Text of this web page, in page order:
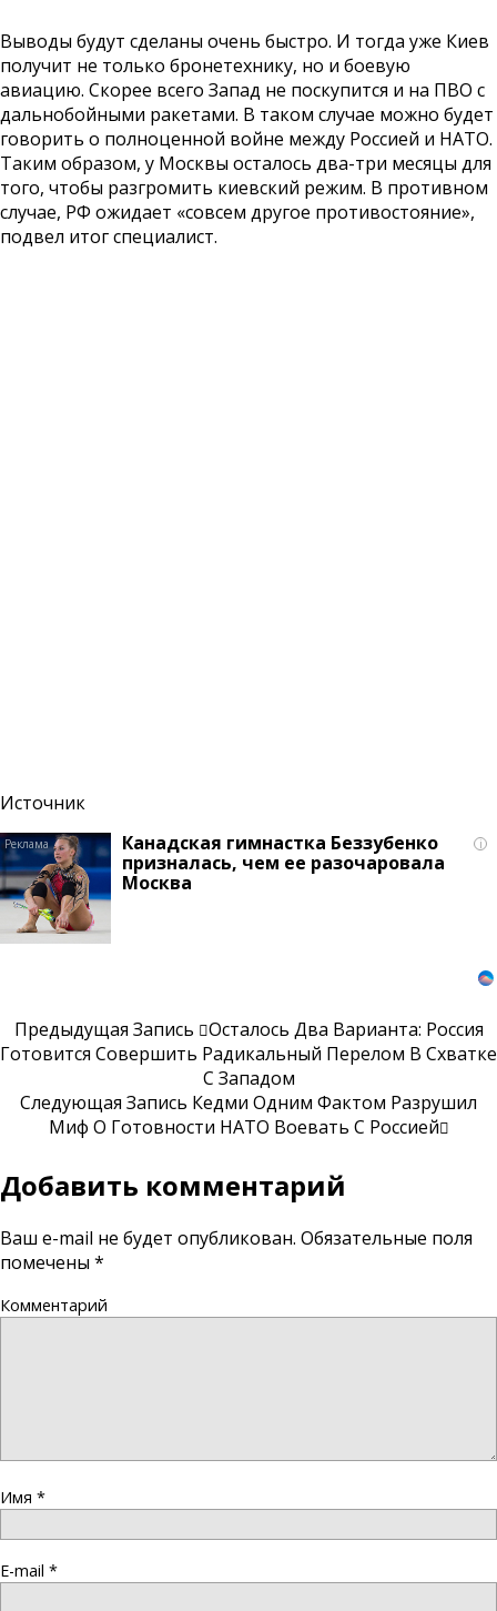
Выводы будут сделаны очень быстро. И тогда уже Киев
получит не только бронетехнику, но и боевую
авиацию. Скорее всего Запад не поскупится и на ПВО с
дальнобойными ракетами. В таком случае можно будет
говорить о полноценной войне между Россией и НАТО.
Таким образом, у Москвы осталось два-три месяцы для
того, чтобы разгромить киевский режим. В противном
случае, РФ ожидает «совсем другое противостояние»,
подвел итог специалист.
Источник
i
Канадская гимнастка Беззубенко
призналась, чем ее разочаровала
Москва
Предыдущая Запись
Осталось Два Варианта: Россия
Готовится Совершить Радикальный Перелом В Схватке
С Западом
Следующая Запись Кедми Одним Фактом Разрушил
Миф О Готовности НАТО Воевать С Россией
Добавить комментарий
Ваш e-mail не будет опубликован. Обязательные поля
помечены *
Комментарий
Имя *
E-mail *